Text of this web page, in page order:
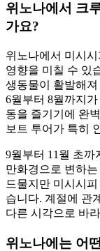
위노나에서 크
가요?
위노나에서 미시
영향을 미칠 수 있
생동물이 활발해
6월부터 8월까지
동을 즐기기에 완
보트 투어가 특히
9월부터 11월 초까
만화경으로 변하
드물지만 미시시
습니다. 계절에 관
다른 시각으로 바
위노나에는 어